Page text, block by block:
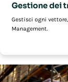
Gestione dei
Gestisci ogni
Management.